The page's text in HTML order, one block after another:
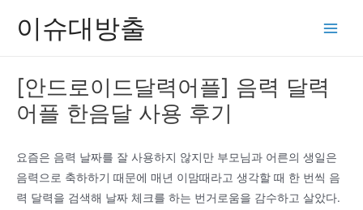
이슈대방출
[안드로이드달력어플] 음력 달력
어플 한음달 사용 후기
요즘은 음력 날짜를 잘 사용하지 않지만 부모님과 어른의 생일은
음력으로 축하하기 때문에 매년 이맘때라고 생각할 때 한 번씩 음
력 달력을 검색해 날짜 체크를 하는 번거로움을 감수하고 살았다.